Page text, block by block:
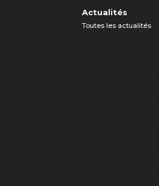
Actualités
Toutes les actualités